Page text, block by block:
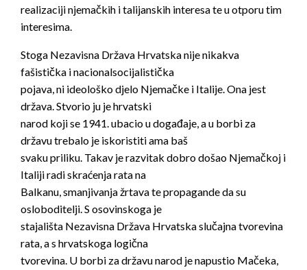
realizaciji njemačkih i talijanskih interesa te u otporu tim
interesima.
Stoga Nezavisna Država Hrvatska nije nikakva
fašistička i nacionalsocijalistička
pojava, ni ideološko djelo Njemačke i Italije. Ona jest
država. Stvorio ju je hrvatski
narod koji se 1941. ubacio u događaje, a u borbi za
državu trebalo je iskoristiti ama baš
svaku priliku. Takav je razvitak dobro došao Njemačkoj i
Italiji radi skraćenja rata na
Balkanu, smanjivanja žrtava te propagande da su
osloboditelji. S osovinskoga je
stajališta Nezavisna Država Hrvatska slučajna tvorevina
rata, a s hrvatskoga logična
tvorevina. U borbi za državu narod je napustio Mačeka,